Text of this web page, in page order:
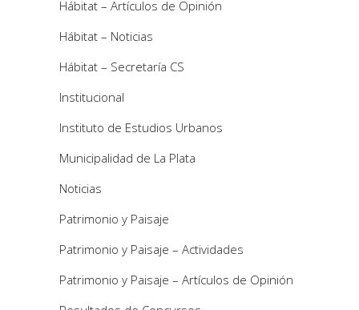
Hábitat – Artículos de Opinión
Hábitat – Noticias
Hábitat – Secretaría CS
Institucional
Instituto de Estudios Urbanos
Municipalidad de La Plata
Noticias
Patrimonio y Paisaje
Patrimonio y Paisaje – Actividades
Patrimonio y Paisaje – Artículos de Opinión